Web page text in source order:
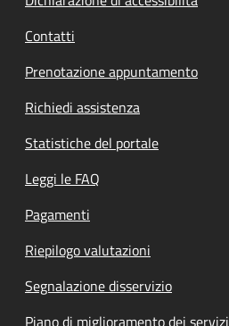
Contatti
Prenotazione appuntamento
Richiedi assistenza
Statistiche del portale
Leggi le FAQ
Pagamenti
Riepilogo valutazioni
Segnalazione disservizio
Piano di miglioramento dei servizi